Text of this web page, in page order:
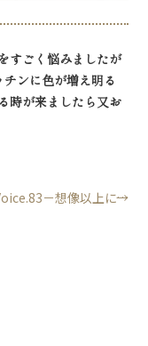
すごく悩みましたが
ンに色が増え明る
時が来ましたら又お
－想像以上に美